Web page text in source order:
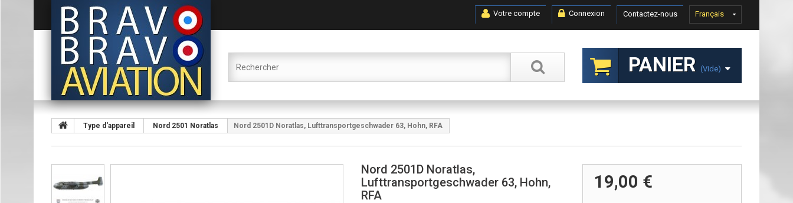
Français
Contactez-nous
Connexion
Votre compte
PANIER (vide)
Type d'appareil Nord 2501 Noratlas Nord 2501D Noratlas, Lufttransportgeschwader 63, Hohn, RFA
Nord 2501D Noratlas,
Lufttransportgeschwader 63, Hohn,
RFA
19,00 €